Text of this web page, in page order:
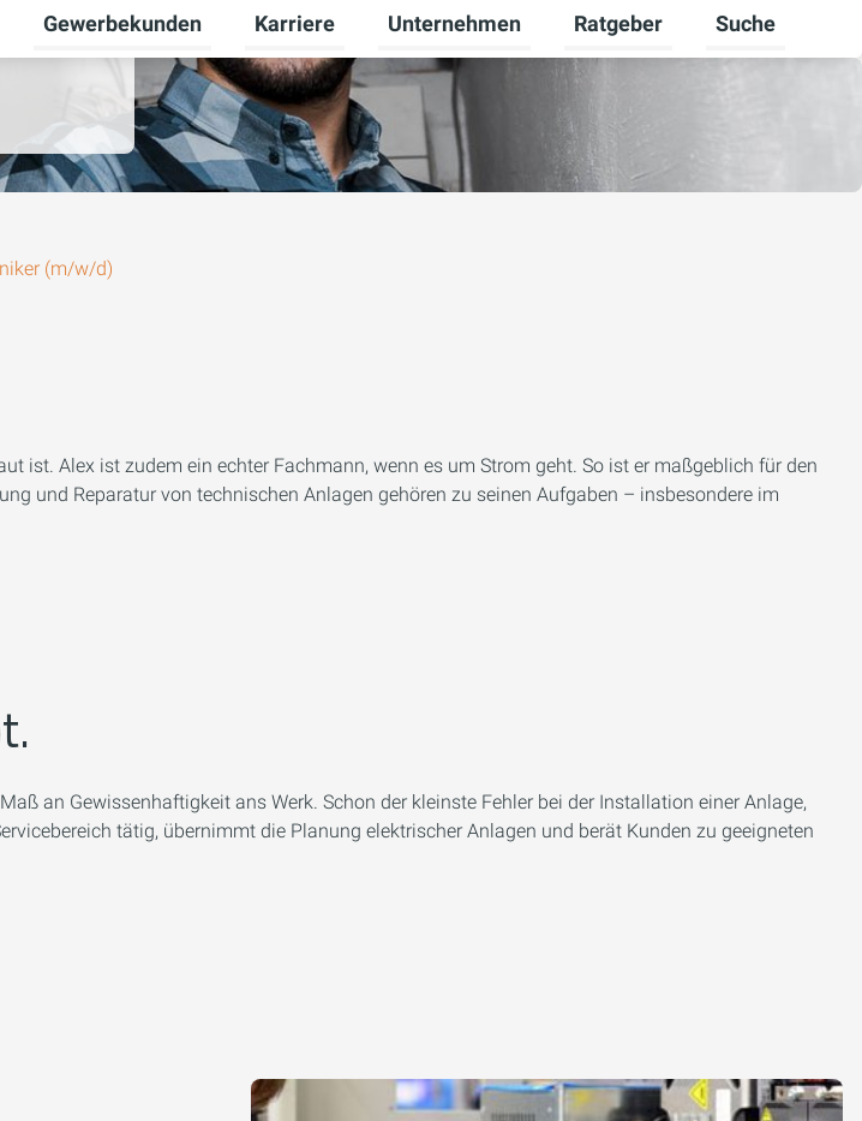
Energien umschalten
Untermenü für Privatkunden umschalten
Gewerbekunden
Untermenü für Gewerbekunden umschalten
Karriere
Untermenü für Karriere umschalten
Unternehmen
Untermenü für Unternehmen
Ratgeber
Untermenü für
Suche
(m/w/d)
ist. Alex ist zudem ein echter Fachmann, wenn es um Strom geht. So ist er maßgeblich für den
und Reparatur von technischen Anlagen gehören zu seinen Aufgaben – insbesondere im
an Gewissenhaftigkeit ans Werk. Schon der kleinste Fehler bei der Installation einer Anlage,
tätig, übernimmt die Planung elektrischer Anlagen und berät Kunden zu geeigneten